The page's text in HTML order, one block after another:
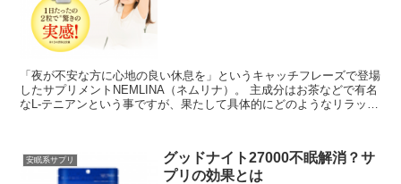
「夜が不安な方に心地の良い休息を」というキャッチフレーズで登場
したサプリメントNEMLINA（ネムリナ）。 主成分はお茶などで有名
なL-テニアンという事ですが、果たして具体的にどのようなリラック
安眠系サプリ
グッドナイト27000不眠解消？サ
プリの効果とは